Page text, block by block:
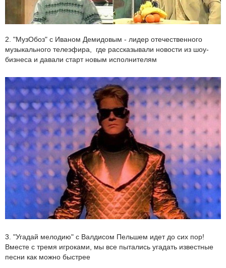
2. "МузОбоз" с Иваном Демидовым - лидер отечественного
музыкального телеэфира, где рассказывали новости из шоу-
бизнеса и давали старт новым исполнителям
3. "Угадай мелодию" с Валдисом Пельшем идет до сих пор!
Вместе с тремя игроками, мы все пытались угадать известные
песни как можно быстрее